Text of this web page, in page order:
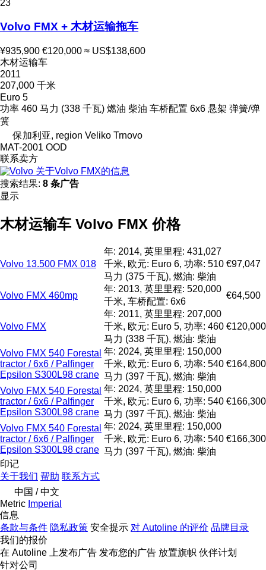
23
Volvo FMX + 木材运输拖车
¥935,900 €120,000 ≈ US$138,600
木材运输车
2011
207,000 千米
Euro 5
功率 460 马力 (338 千瓦) 燃油 柴油 车桥配置 6x6 悬架 弹簧/弹
簧
保加利亚, region Veliko Trnovo
MAT-2001 OOD
联系卖方
关于Volvo FMX的信息
搜索结果: 8 条广告
显示
木材运输车 Volvo FMX 价格
Volvo 13.500 FMX 018
年: 2014, 英里里程: 431,027
千米, 欧元: Euro 6, 功率: 510
马力 (375 千瓦), 燃油: 柴油
€97,047
Volvo FMX 460mp
年: 2013, 英里里程: 520,000
千米, 车桥配置: 6x6
€64,500
Volvo FMX
年: 2011, 英里里程: 207,000
千米, 欧元: Euro 5, 功率: 460
马力 (338 千瓦), 燃油: 柴油
€120,000
Volvo FMX 540 Forestal
tractor / 6x6 / Palfinger
Epsilon S300L98 crane
年: 2024, 英里里程: 150,000
千米, 欧元: Euro 6, 功率: 540
马力 (397 千瓦), 燃油: 柴油
€164,800
Volvo FMX 540 Forestal
tractor / 6x6 / Palfinger
Epsilon S300L98 crane
年: 2024, 英里里程: 150,000
千米, 欧元: Euro 6, 功率: 540
马力 (397 千瓦), 燃油: 柴油
€166,300
Volvo FMX 540 Forestal
tractor / 6x6 / Palfinger
Epsilon S300L98 crane
年: 2024, 英里里程: 150,000
千米, 欧元: Euro 6, 功率: 540
马力 (397 千瓦), 燃油: 柴油
€166,300
印记
关于我们 帮助 联系方式
中国 / 中文
Metric Imperial
信息
条款与条件 隐私政策 安全提示 对 Autoline 的评价 品牌目录
我们的报价
在 Autoline 上发布广告 发布您的广告 放置旗帜 伙伴计划
针对公司